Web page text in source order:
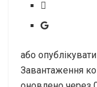
або
Завантаження